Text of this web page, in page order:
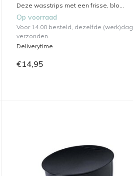
Deze wasstrips met een frisse, blo...
Op voorraad
Voor 14.00 besteld, dezelfde (werk)dag
verzonden.
Deliverytime
€14,95